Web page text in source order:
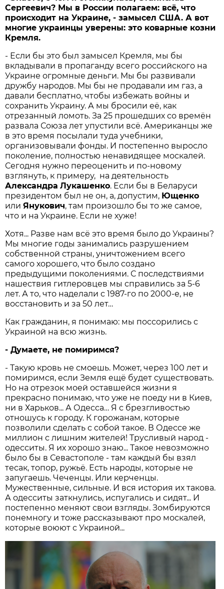
Сергеевич? Мы в России полагаем: всё, что
происходит на Украине, - замысел США. А вот
многие украинцы уверены: это коварные козни
Кремля.
- Если бы это был замысел Кремля, мы бы
вкладывали в пропаганду всего российского на
Украине огромные деньги. Мы бы развивали
дружбу народов. Мы бы не продавали им газ, а
давали бесплатно, чтобы избежать войны и
сохранить Украину. А мы бросили её, как
отрезанный ломоть. За 25 прошедших со времён
развала Союза лет упустили всё. Американцы же
в это время посылали туда учебники,
организовывали фонды. И постепенно выросло
поколение, полностью ненавидящее москалей.
Сегодня нужно переоценить и по-новому
взглянуть, к примеру, на деятельность
Александра Лукашенко. Если бы в Беларуси
президентом был не он, а, допустим, Ющенко
илиЯнукович, там произошло бы то же самое,
что и на Украине. Если не хуже!
Хотя... Разве нам всё это время было до Украины?
Мы многие годы занимались разрушением
собственной страны, уничтожением всего
самого хорошего, что было создано
предыдущими поколениями. С последствиями
нашествия гитлеровцев мы справились за 5-6
лет. А то, что наделали с 1987-го по 2000-е, не
восстановить и за 50 лет…
Как гражданин, я понимаю: мы поссорились с
Украиной на всю жизнь.
- Думаете, не помиримся?
- Такую кровь не смоешь. Может, через 100 лет и
помиримся, если Земля ещё будет существовать.
Но на отрезок моей оставшейся жизни я
прекрасно понимаю, что уже не поеду ни в Киев,
ни в Харьков... А Одесса… Я с брезгливостью
отношусь к городу. К горожанам, которые
позволили сделать с собой такое. В Одессе же
миллион с лишним жителей! Трусливый народ -
одесситы. Я их хорошо знаю... Такое невозможно
было бы в Севастополе - там каждый бы взял
тесак, топор, ружьё. Есть народы, которые не
запугаешь. Чеченцы. Или керченцы.
Мужественные, сильные. И вся история их такова.
А одесситы заткнулись, испугались и сидят... И
постепенно меняют свои взгляды. Зомбируются
понемногу и тоже рассказывают про москалей,
которые воюют с Украиной...